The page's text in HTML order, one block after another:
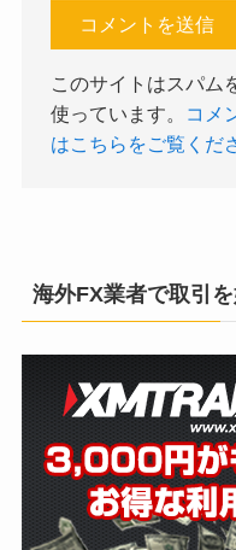
このサイトはスパム
使っています。
コメ
はこちらをご覧くだ
海外FX業者で取引